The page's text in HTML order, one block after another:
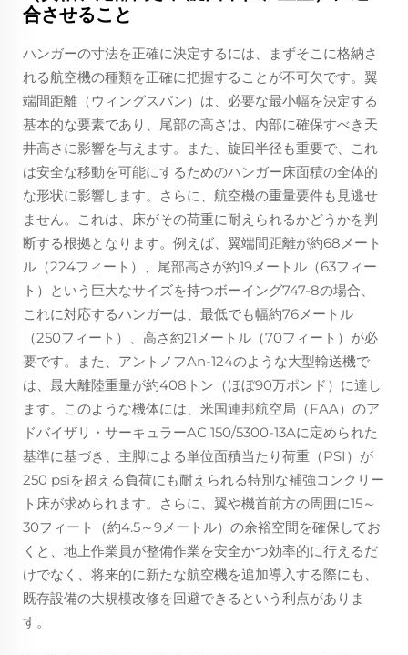
合させること
ハンガーの寸法を正確に決定するには、まずそこに格納さ
れる航空機の種類を正確に把握することが不可欠です。翼
端間距離（ウィングスパン）は、必要な最小幅を決定する
基本的な要素であり、尾部の高さは、内部に確保すべき天
井高さに影響を与えます。また、旋回半径も重要で、これ
は安全な移動を可能にするためのハンガー床面積の全体的
な形状に影響します。さらに、航空機の重量要件も見逃せ
ません。これは、床がその荷重に耐えられるかどうかを判
断する根拠となります。例えば、翼端間距離が約68メート
ル（224フィート）、尾部高さが約19メートル（63フィー
ト）という巨大なサイズを持つボーイング747-8の場合、
これに対応するハンガーは、最低でも幅約76メートル
（250フィート）、高さ約21メートル（70フィート）が必
要です。また、アントノフAn-124のような大型輸送機で
は、最大離陸重量が約408トン（ほぼ90万ポンド）に達し
ます。このような機体には、米国連邦航空局（FAA）のア
ドバイザリ・サーキュラーAC 150/5300-13Aに定められた
基準に基づき、主脚による単位面積当たり荷重（PSI）が
250 psiを超える負荷にも耐えられる特別な補強コンクリー
ト床が求められます。さらに、翼や機首前方の周囲に15～
30フィート（約4.5～9メートル）の余裕空間を確保してお
くと、地上作業員が整備作業を安全かつ効率的に行えるだ
けでなく、将来的に新たな航空機を追加導入する際にも、
既存設備の大規模改修を回避できるという利点がありま
す。